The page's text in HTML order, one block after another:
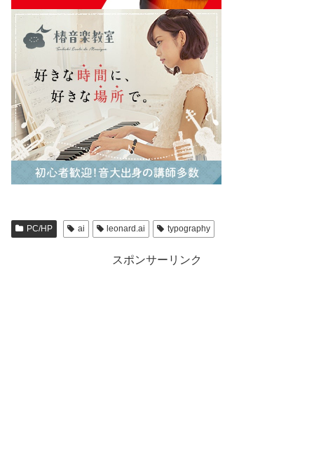
PC/HP ai leonard.ai typography
スポンサーリンク